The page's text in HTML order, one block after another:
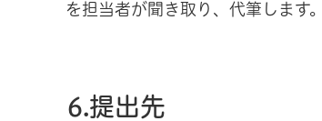
を担当者が聞き取り、代筆します。
6.提出先